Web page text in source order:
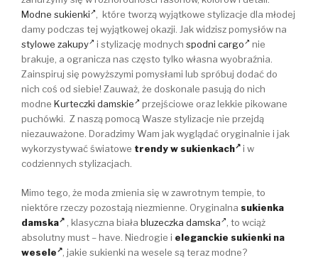
Modne sukienki
, które tworzą wyjątkowe stylizacje dla młodej
damy podczas tej wyjątkowej okazji. Jak widzisz pomysłów na
stylowe zakupy
i stylizację modnych spodni cargo
nie
brakuje, a ogranicza nas często tylko własna wyobraźnia.
Zainspiruj się powyższymi pomysłami lub spróbuj dodać do
nich coś od siebie! Zauważ, że doskonale pasują do nich
modne Kurteczki damskie
przejściowe oraz lekkie pikowane
puchówki. Z naszą pomocą Wasze stylizacje nie przejdą
niezauważone. Doradzimy Wam jak wyglądać oryginalnie i jak
wykorzystywać światowe trendy w sukienkach
i w
codziennych stylizacjach.
Mimo tego, że moda zmienia się w zawrotnym tempie, to
niektóre rzeczy pozostają niezmienne. Oryginalna sukienka
damska
, klasyczna biała bluzeczka damska
, to wciąż
absolutny must – have. Niedrogie i eleganckie sukienki na
wesele
, jakie sukienki na wesele są teraz modne?